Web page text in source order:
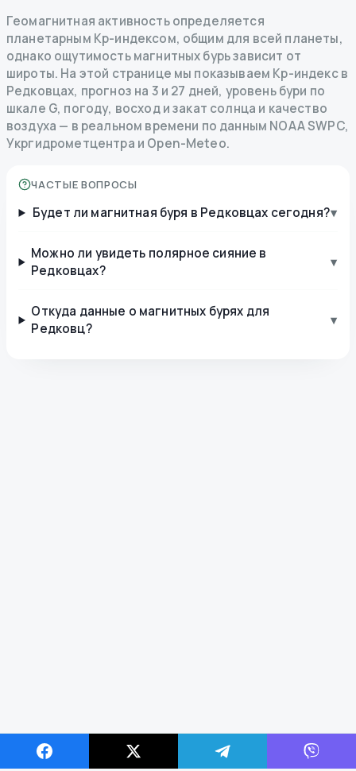
Геомагнитная активность определяется
планетарным Kp-индексом, общим для всей планеты,
однако ощутимость магнитных бурь зависит от
широты. На этой странице мы показываем Kp-индекс в
Редковцах, прогноз на 3 и 27 дней, уровень бури по
шкале G, погоду, восход и закат солнца и качество
воздуха — в реальном времени по данным NOAA SWPC,
Укргидрометцентра и Open-Meteo.
ЧАСТЫЕ ВОПРОСЫ
Будет ли магнитная буря в Редковцах сегодня?▾
Можно ли увидеть полярное сияние в
Редковцах?
▾
Откуда данные о магнитных бурях для
Редковц?
▾